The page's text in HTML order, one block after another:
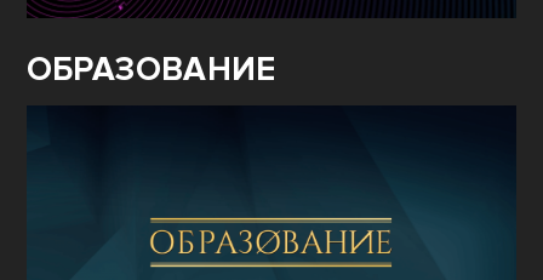
ОБРАЗОВАНИЕ